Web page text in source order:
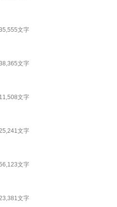
5,555文字
8,365文字
1,508文字
5,241文字
6,123文字
3,381文字